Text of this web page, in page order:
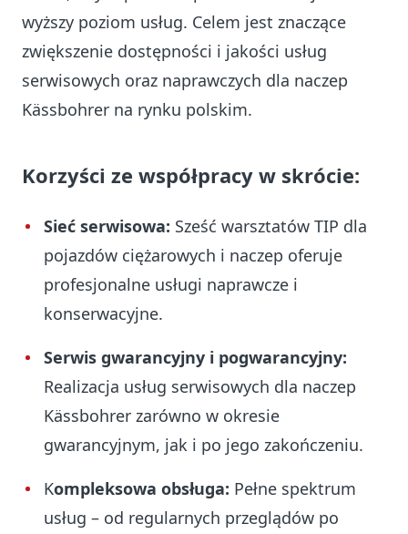
wyższy poziom usług. Celem jest znaczące
zwiększenie dostępności i jakości usług
serwisowych oraz naprawczych dla naczep
Kässbohrer na rynku polskim.
Korzyści ze współpracy w skrócie:
Sieć serwisowa: Sześć warsztatów TIP dla
pojazdów ciężarowych i naczep oferuje
profesjonalne usługi naprawcze i
konserwacyjne.
Serwis gwarancyjny i pogwarancyjny:
Realizacja usług serwisowych dla naczep
Kässbohrer zarówno w okresie
gwarancyjnym, jak i po jego zakończeniu.
Kompleksowa obsługa: Pełne spektrum
usług – od regularnych przeglądów po